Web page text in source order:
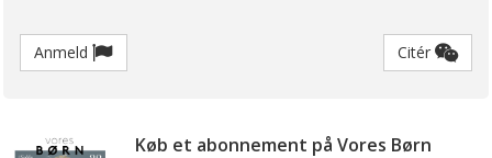
Anmeld Citér
Køb et abonnement på Vores Børn